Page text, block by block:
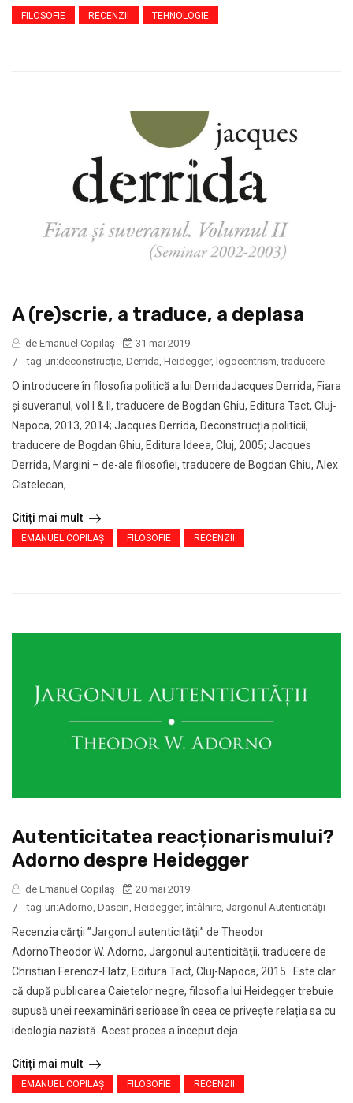
FILOSOFIE RECENZII TEHNOLOGIE
A (re)scrie, a traduce, a deplasa
de Emanuel Copilaș
31 mai 2019
/
tag-uri:deconstrucţie, Derrida, Heidegger, logocentrism,traducere
O introducere în filosofia politică a lui DerridaJacques Derrida, Fiara
și suveranul, vol I & II, traducere de Bogdan Ghiu, Editura Tact, Cluj-
Napoca, 2013, 2014; Jacques Derrida, Deconstrucția politicii,
traducere de Bogdan Ghiu, Editura Ideea, Cluj, 2005; Jacques
Derrida, Margini – de-ale filosofiei, traducere de Bogdan Ghiu, Alex
Cistelecan,...
Citiți mai mult
EMANUEL COPILAȘ FILOSOFIE RECENZII
Autenticitatea reacționarismului?
Adorno despre Heidegger
de Emanuel Copilaș
20 mai 2019
/
tag-uri:Adorno, Dasein, Heidegger,întâlnire, Jargonul Autenticităţii
Recenzia cărţii ”Jargonul autenticităţii” de Theodor
AdornoTheodor W. Adorno, Jargonul autenticității, traducere de
Christian Ferencz-Flatz, Editura Tact, Cluj-Napoca, 2015 Este clar
că după publicarea Caietelor negre, filosofia lui Heidegger trebuie
supusă unei reexaminări serioase în ceea ce privește relația sa cu
ideologia nazistă. Acest proces a început deja....
Citiți mai mult
EMANUEL COPILAȘ FILOSOFIE RECENZII